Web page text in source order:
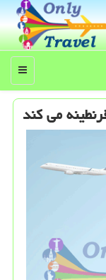
منو
می كند